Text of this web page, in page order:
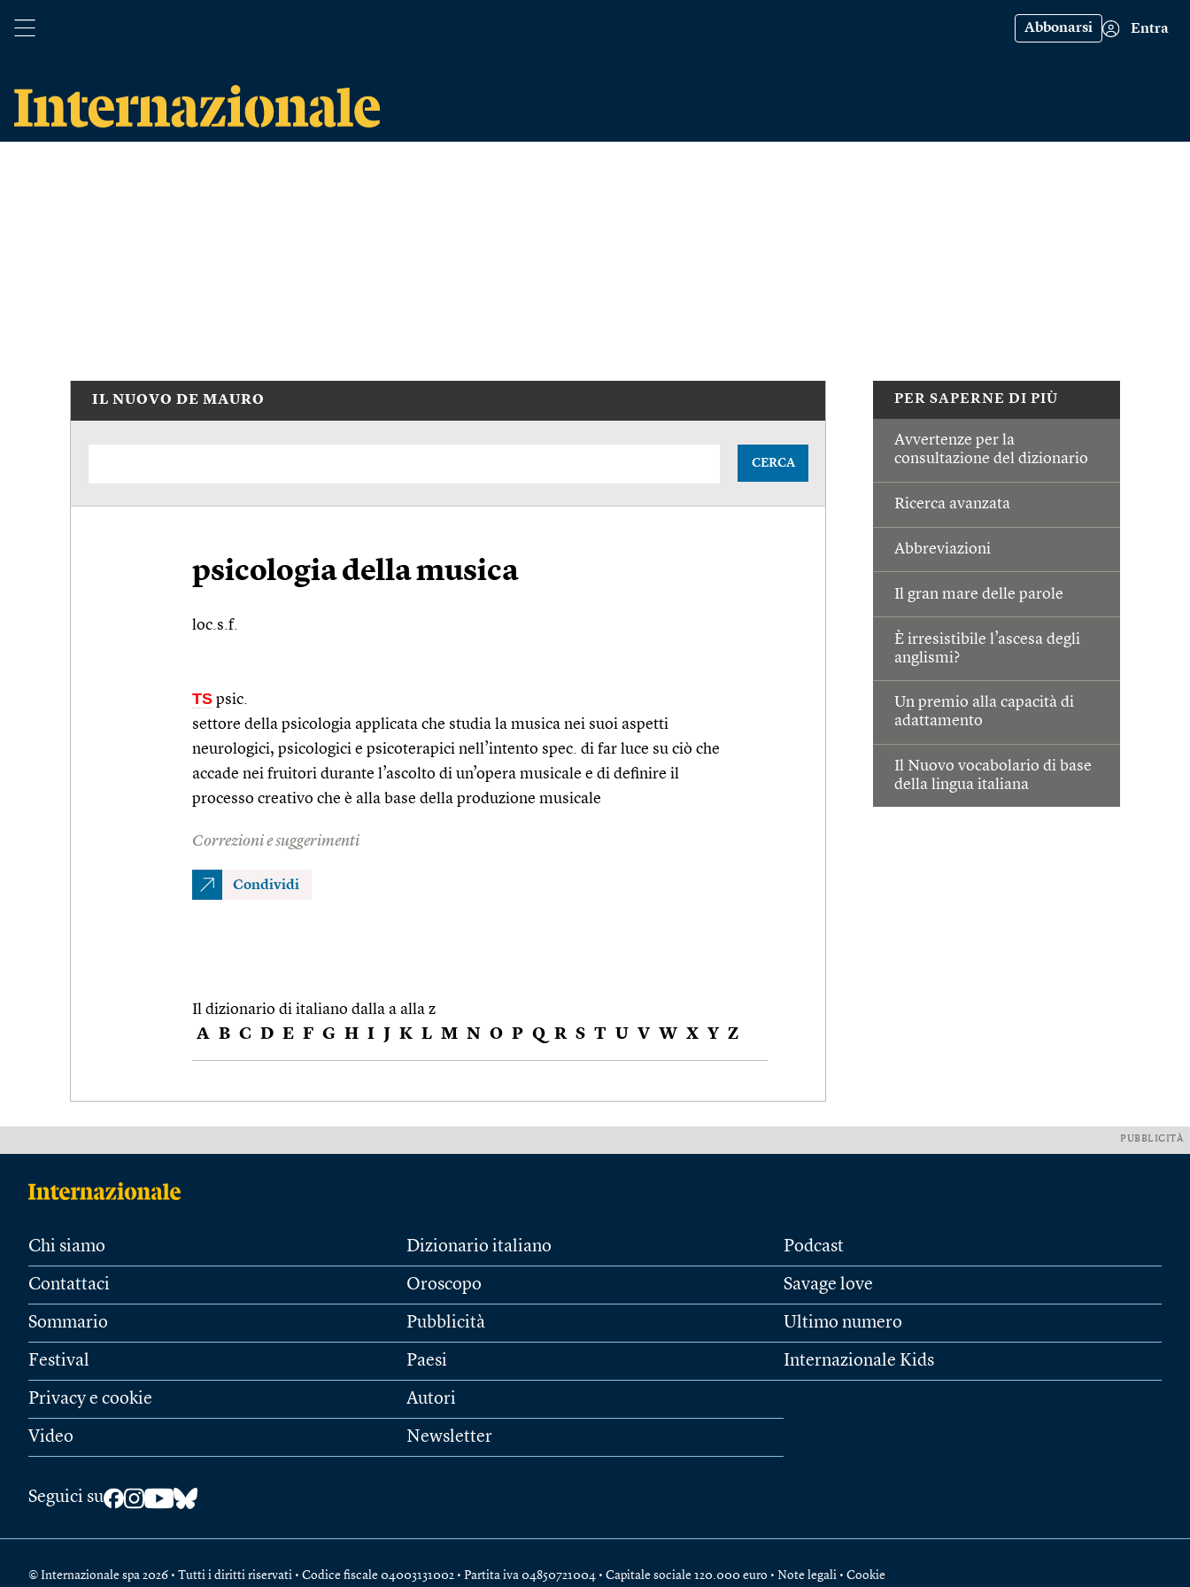
Abbonarsi Entra
PER SAPERNE DI PIÙ
Avvertenze per la
consultazione del dizionario
Ricerca avanzata
Abbreviazioni
Il gran mare delle parole
È irresistibile l’ascesa degli
anglismi?
Un premio alla capacità di
adattamento
Il Nuovo vocabolario di base
della lingua italiana
IL NUOVO DE MAURO
CERCA
psicologia della musica
loc.s.f.
TS psic.
settore della psicologia applicata che studia la musica nei suoi aspetti
neurologici, psicologici e psicoterapici nell’intento spec. di far luce su ciò che
accade nei fruitori durante l’ascolto di un’opera musicale e di definire il
processo creativo che è alla base della produzione musicale
Correzioni e suggerimenti
Condividi
Il dizionario di italiano dalla a alla z
A B C D E F G H I J K L M N O P Q R S T U V W X Y Z
PUBBLICITÀ
Chi siamo
Contattaci
Sommario
Festival
Privacy e cookie
Video
Dizionario italiano
Oroscopo
Pubblicità
Paesi
Autori
Newsletter
Podcast
Savage love
Ultimo numero
Internazionale Kids
Seguici su
© Internazionale spa 2026 • Tutti i diritti riservati • Codice fiscale 04003131002 • Partita iva 04850721004 • Capitale sociale 120.000 euro • Note legali • Cookie